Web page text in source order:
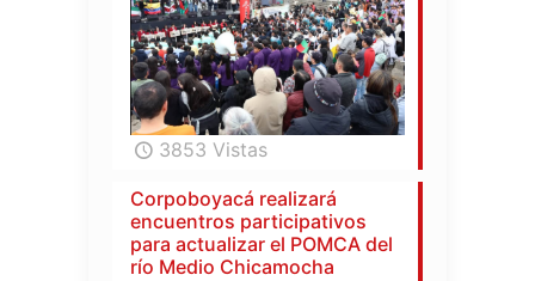
3853 Vistas
Corpoboyacá realizará
encuentros participativos
para actualizar el POMCA del
río Medio Chicamocha